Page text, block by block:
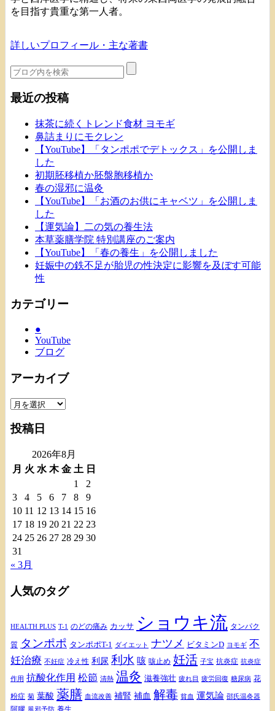
を目指す貴重な第一人者。
詳しいプロフィール・主な著書
最近の投稿
抹茶に続くトレンド食材 ヨモギ
鼻詰まりにモクレン
【YouTube】「タンポポでデトックス」を公開しま
した
初期胚移植か胚盤胞移植か
春の湿邪に温灸
【YouTube】「お酒のお供にキャベツ」を公開しま
した
【運気論】二の気の養生法
本草薬膳学院 特別講座のご案内
【YouTube】「春の養生」を公開しました
妊娠中の鉄不足が胎児の性決定に影響を及ぼす可能
性
カテゴリー
●
YouTube
ブログ
アーカイブ
ア
カ
投稿日
2026年8月
月 火 水 木 金 土 日
1
2
3
4 5 6 7 8
9
10 11 12 13 14 15 16
17 18 19 20 21 22 23
24 25 26 27 28 29 30
31
« 3月
人気のタグ
HEALTH PLUS T-1 のどの痛み カッサ ショウキ流 タンパク
質 タンポポ タンポポT-1 ダイエット ナツメ ビタミンD ヨモギ 不
妊治療 不妊症 冷え性 利尿 利水 咳 咳止め 妊活 子宝 抗炎症 抗炎症
作用 抗酸化作用 松節 清熱 温灸 滋養強壮 疲れ目 疲労回復 糖尿病 花
粉症 菊 葉酸 薬膳 血流改善 補腎 補血 解毒 貧血 運気論 邵氏温灸器
阿膠 風邪予防 養生